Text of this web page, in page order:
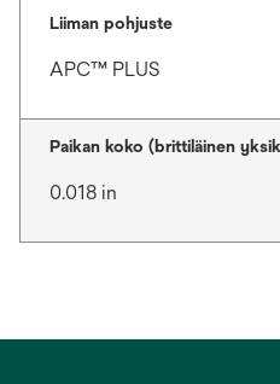
Liiman pohjuste
APC™ PLUS
Paikan koko (brittiläinen
0.018 in